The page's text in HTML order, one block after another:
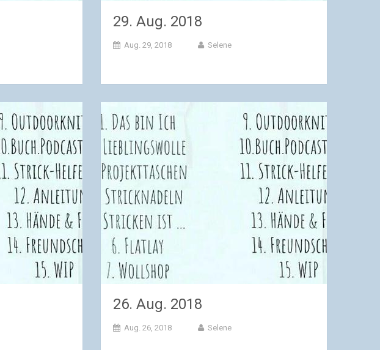
29. Aug. 2018
Aug. 29, 2018 Selene
26. Aug. 2018
Aug. 26, 2018 Selene